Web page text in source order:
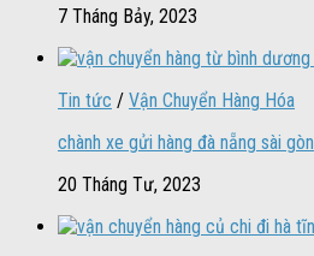
7 Tháng Bảy, 2023
Tin tức / Vận Chuyển Hàng Hóa
chành xe gửi hàng đà nẵng sài gòn
20 Tháng Tư, 2023